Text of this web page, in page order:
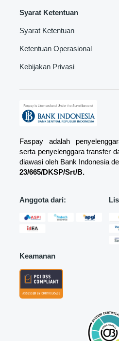
Syarat Ketentuan
Syarat Ketentuan
Ketentuan Operasional
Kebijakan Privasi
Faspay adalah
serta penyelenggara transfer
diawasi oleh Bank Indonesia
23/665/DKSP/Srt/B.
Anggota dari:
Keamanan